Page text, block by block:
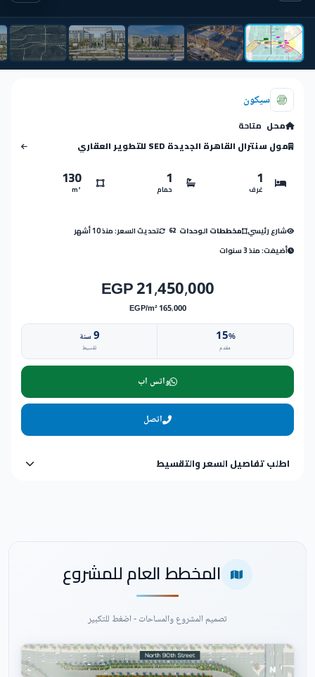
سيكون
محل متاحة
مول سنترال القاهرة الجديدة SED للتطوير العقاري
1
غرف
1
حمام
130
m²
شارع رئيسي مخططات الوحدات 62
تحديث السعر: منذ 10 أشهر
أضيفت: منذ 3 سنوات
21,450,000 EGP
165,000 EGP/m²
15%
مقدم
9سنة
تقسيط
واتس اب
اتصل
اطلب تفاصيل السعر والتقسيط
المخطط العام للمشروع
تصميم المشروع والمساحات - اضغط للتكبير